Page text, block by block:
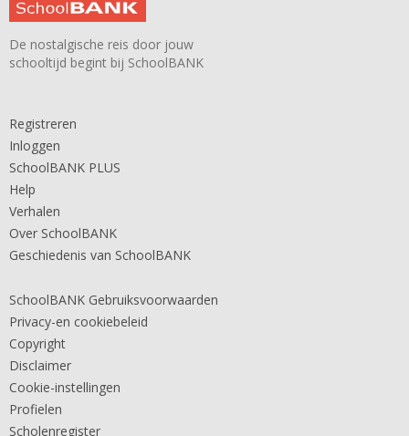
De nostalgische reis door jouw
schooltijd begint bij SchoolBANK
Registreren
Inloggen
SchoolBANK PLUS
Help
Verhalen
Over SchoolBANK
Geschiedenis van SchoolBANK
SchoolBANK Gebruiksvoorwaarden
Privacy-en cookiebeleid
Copyright
Disclaimer
Cookie-instellingen
Profielen
Scholenregister